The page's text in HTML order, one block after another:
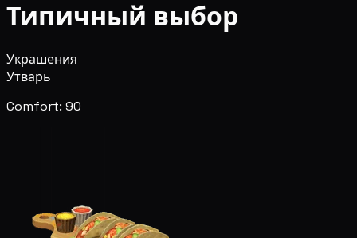
Типичный выбор
Украшения
Утварь
Comfort: 90